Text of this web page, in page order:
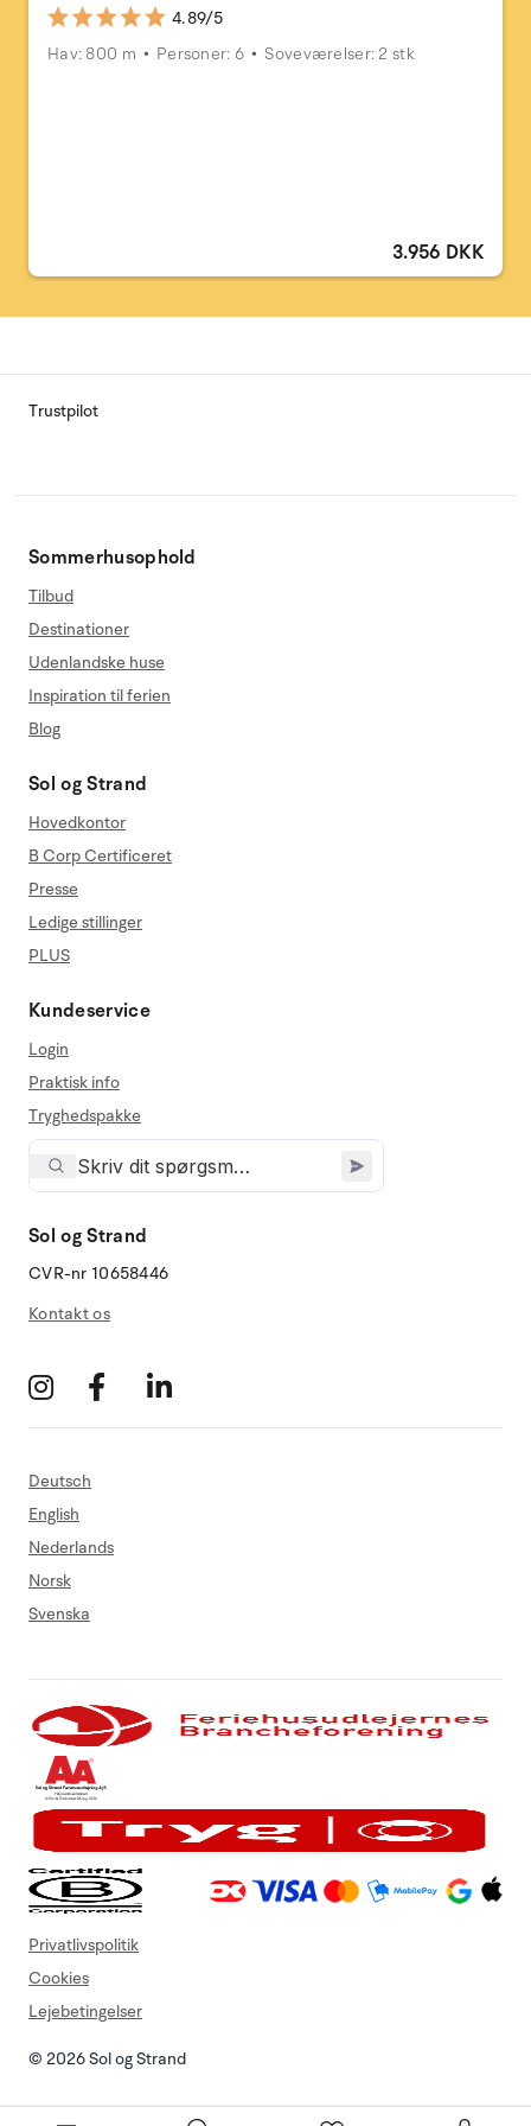
4.89/5
Hav: 800 m
Personer: 6 Soveværelser: 2 stk
3.956 DKK
Trustpilot
Sommerhusophold
Tilbud
Destinationer
Udenlandske huse
Inspiration til ferien
Blog
Sol og Strand
Hovedkontor
B Corp Certificeret
Presse
Ledige stillinger
PLUS
Kundeservice
Login
Praktisk info
Tryghedspakke
Sol og Strand
CVR-nr 10658446
Kontakt os
Deutsch
English
Nederlands
Norsk
Svenska
© 2026 Sol og Strand
Privatlivspolitik
Cookies
Lejebetingelser